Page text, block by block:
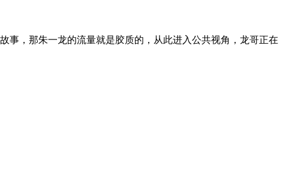
，那朱一龙的流量就是胶质的，从此进入公共视角，龙哥正在